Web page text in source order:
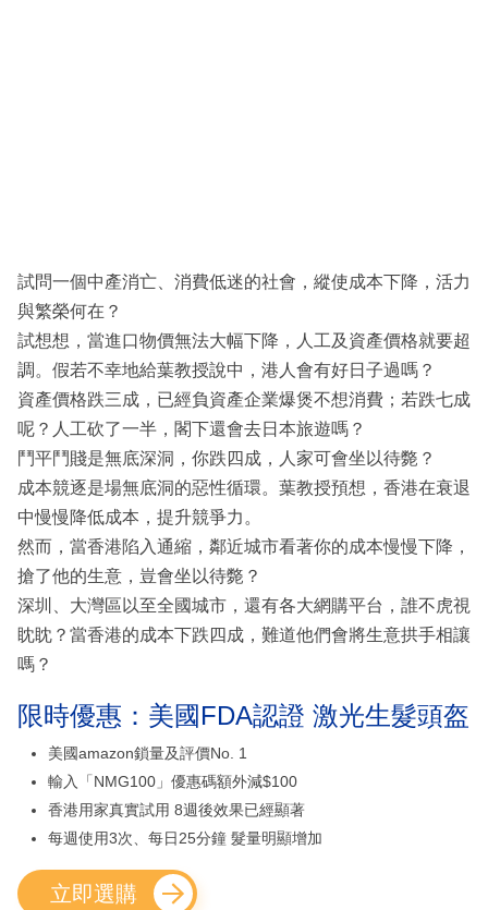
試問一個中產消亡、消費低迷的社會，縱使成本下降，活力
與繁榮何在？
試想想，當進口物價無法大幅下降，人工及資產價格就要超
調。假若不幸地給葉教授說中，港人會有好日子過嗎？
資產價格跌三成，已經負資產企業爆煲不想消費；若跌七成
呢？人工砍了一半，閣下還會去日本旅遊嗎？
鬥平鬥賤是無底深洞，你跌四成，人家可會坐以待斃？
成本競逐是場無底洞的惡性循環。葉教授預想，香港在衰退
中慢慢降低成本，提升競爭力。
然而，當香港陷入通縮，鄰近城市看著你的成本慢慢下降，
搶了他的生意，豈會坐以待斃？
深圳、大灣區以至全國城市，還有各大網購平台，誰不虎視
眈眈？當香港的成本下跌四成，難道他們會將生意拱手相讓
嗎？
限時優惠：美國FDA認證 激光生髮頭盔
美國amazon鎖量及評價No. 1
輸入「NMG100」優惠碼額外減$100
香港用家真實試用 8週後效果已經顯著
每週使用3次、每日25分鐘 髮量明顯增加
立即選購